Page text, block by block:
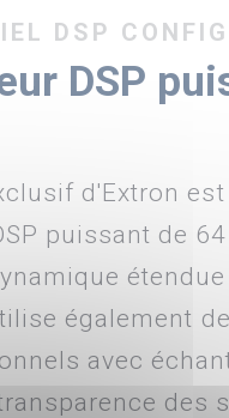
DSP
DSP
d'Extron
puissant de
également
avec
des